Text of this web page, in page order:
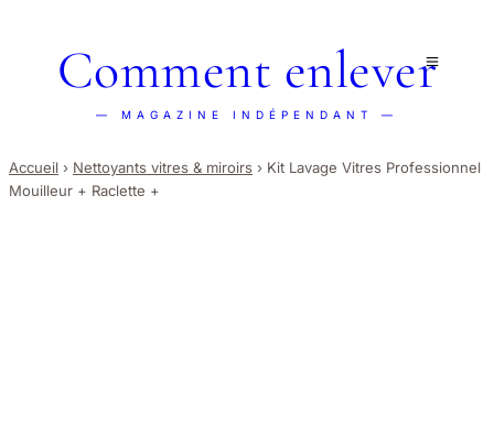
Comment enlever
— MAGAZINE INDÉPENDANT —
Accueil › Nettoyants vitres & miroirs › Kit Lavage Vitres Professionnel
Mouilleur + Raclette +